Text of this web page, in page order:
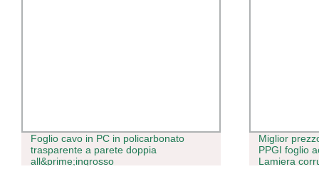
Foglio cavo in PC in policarbonato
trasparente a parete doppia
all&prime;ingrosso
Miglior
PPGI foglio
Lamiera